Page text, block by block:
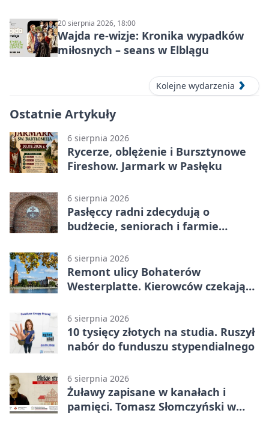
20 sierpnia 2026, 18:00
Wajda re-wizje: Kronika wypadków
miłosnych – seans w Elblągu
Kolejne wydarzenia
Ostatnie Artykuły
6 sierpnia 2026
Rycerze, oblężenie i Bursztynowe
Fireshow. Jarmark w Pasłęku
6 sierpnia 2026
Pasłęccy radni zdecydują o
budżecie, seniorach i farmie
6 sierpnia 2026
Remont ulicy Bohaterów
Westerplatte. Kierowców czekają
6 sierpnia 2026
10 tysięcy złotych na studia. Ruszył
nabór do funduszu stypendialnego
6 sierpnia 2026
Żuławy zapisane w kanałach i
pamięci. Tomasz Słomczyński w